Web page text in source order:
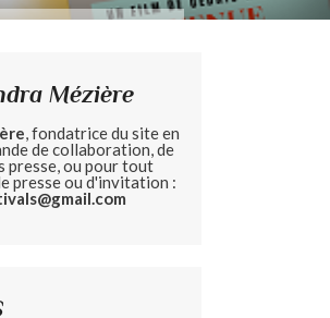
Mézière
, fondatrice du site en
de collaboration, de
presse, ou pour tout
presse ou d'invitation :